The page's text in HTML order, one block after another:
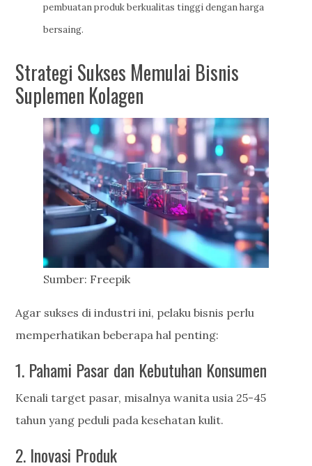
pembuatan produk berkualitas tinggi dengan harga
bersaing.
Strategi Sukses Memulai Bisnis
Suplemen Kolagen
Sumber: Freepik
Agar sukses di industri ini, pelaku bisnis perlu
memperhatikan beberapa hal penting:
1. Pahami Pasar dan Kebutuhan Konsumen
Kenali target pasar, misalnya wanita usia 25-45
tahun yang peduli pada kesehatan kulit.
2. Inovasi Produk